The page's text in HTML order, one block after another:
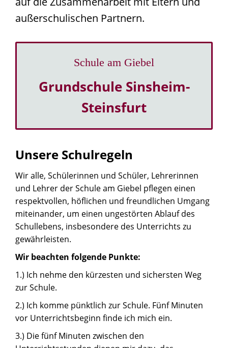
außerschulischen Partnern.
Schule am Giebel
Grundschule Sinsheim-
Steinsfurt
Unsere Schulregeln
Wir alle, Schülerinnen und Schüler, Lehrerinnen
und Lehrer der Schule am Giebel pflegen einen
respektvollen, höflichen und freundlichen Umgang
miteinander, um einen ungestörten Ablauf des
Schullebens, insbesondere des Unterrichts zu
gewährleisten.
Wir beachten folgende Punkte:
1.) Ich nehme den kürzesten und sichersten Weg
zur Schule.
2.) Ich komme pünktlich zur Schule. Fünf Minuten
vor Unterrichtsbeginn finde ich mich ein.
3.) Die fünf Minuten zwischen den